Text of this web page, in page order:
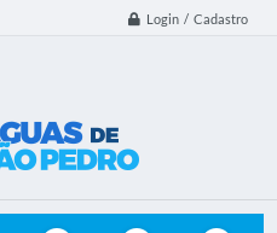
Login / Cadastro